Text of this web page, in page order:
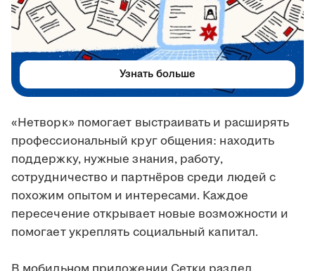
«Нетворк» помогает выстраивать и расширять
профессиональный круг общения: находить
поддержку, нужные знания, работу,
сотрудничество и партнёров среди людей с
похожим опытом и интересами. Каждое
пересечение открывает новые возможности и
помогает укреплять социальный капитал.
Узнать больше